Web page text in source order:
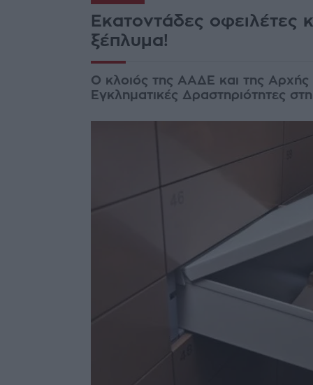
Εκατοντάδες οφειλέτες
ξέπλυμα!
Ο κλοιός της ΑΑΔΕ και της
Εγκληματικές Δραστηριότητες